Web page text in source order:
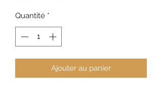
Quantité *
Ajouter au panier